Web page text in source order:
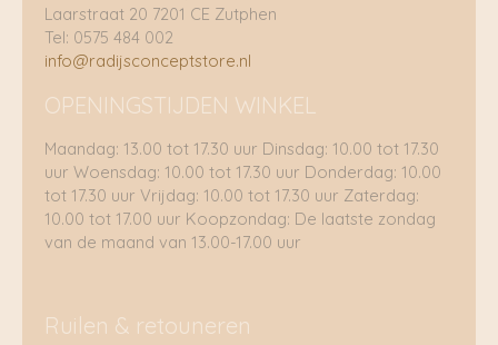
Laarstraat 20 7201 CE Zutphen
Tel: 0575 484 002
info@radijsconceptstore.nl
OPENINGSTIJDEN WINKEL
Maandag: 13.00 tot 17.30 uur Dinsdag: 10.00 tot 17.30
uur Woensdag: 10.00 tot 17.30 uur Donderdag: 10.00
tot 17.30 uur Vrijdag: 10.00 tot 17.30 uur Zaterdag:
10.00 tot 17.00 uur Koopzondag: De laatste zondag
van de maand van 13.00-17.00 uur
Ruilen & retouneren